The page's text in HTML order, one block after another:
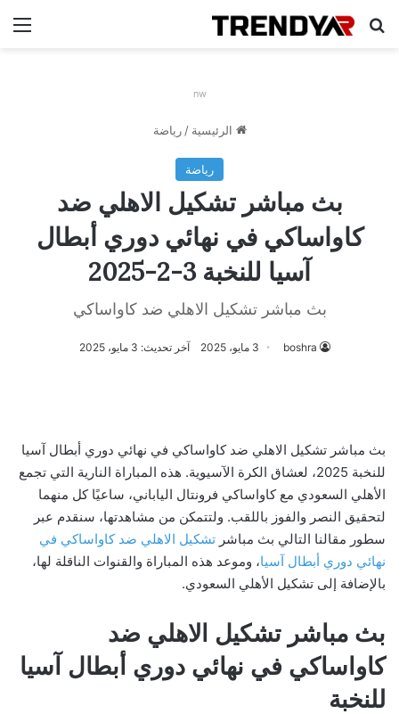
بحث عن
nw
الرئيسية / رياضة
رياضة
بث مباشر تشكيل الاهلي ضد
كاواساكي في نهائي دوري أبطال
آسيا للنخبة 3-2-2025
بث مباشر تشكيل الاهلي ضد كاواساكي
boshra 3 مايو، 2025 آخر تحديث: 3 مايو، 2025
بث مباشر تشكيل الاهلي ضد كاواساكي في نهائي دوري أبطال آسيا
للنخبة 2025، لعشاق الكرة الآسيوية. هذه المباراة النارية التي تجمع
الأهلي السعودي مع كاواساكي فرونتال الياباني، ساعيًا كل منهما
لتحقيق النصر والفوز باللقب. ولتتمكن من مشاهدتها، سنقدم عبر
سطور مقالنا التالي بث مباشر تشكيل الاهلي ضد كاواساكي في
نهائي دوري أبطال آسيا، وموعد هذه المباراة والقنوات الناقلة لها،
بالإضافة إلى تشكيل الأهلي السعودي.
بث مباشر تشكيل الاهلي ضد
كاواساكي في نهائي دوري أبطال آسيا
للنخبة